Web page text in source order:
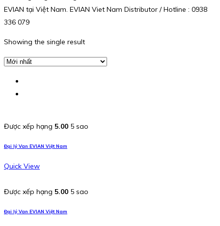
EVIAN tại Việt Nam. EVIAN Viet Nam Distributor / Hotline : 0938
336 079
Showing the single result
Được xếp hạng 5.00 5 sao
Đại lý Van EVIAN Việt Nam
Quick View
Được xếp hạng 5.00 5 sao
Đại lý Van EVIAN Việt Nam